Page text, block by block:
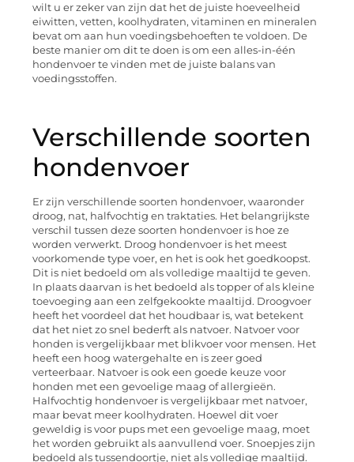
wilt u er zeker van zijn dat het de juiste hoeveelheid
eiwitten, vetten, koolhydraten, vitaminen en mineralen
bevat om aan hun voedingsbehoeften te voldoen. De
beste manier om dit te doen is om een alles-in-één
hondenvoer te vinden met de juiste balans van
voedingsstoffen.
Verschillende soorten
hondenvoer
Er zijn verschillende soorten hondenvoer, waaronder
droog, nat, halfvochtig en traktaties. Het belangrijkste
verschil tussen deze soorten hondenvoer is hoe ze
worden verwerkt. Droog hondenvoer is het meest
voorkomende type voer, en het is ook het goedkoopst.
Dit is niet bedoeld om als volledige maaltijd te geven.
In plaats daarvan is het bedoeld als topper of als kleine
toevoeging aan een zelfgekookte maaltijd. Droogvoer
heeft het voordeel dat het houdbaar is, wat betekent
dat het niet zo snel bederft als natvoer. Natvoer voor
honden is vergelijkbaar met blikvoer voor mensen. Het
heeft een hoog watergehalte en is zeer goed
verteerbaar. Natvoer is ook een goede keuze voor
honden met een gevoelige maag of allergieën.
Halfvochtig hondenvoer is vergelijkbaar met natvoer,
maar bevat meer koolhydraten. Hoewel dit voer
geweldig is voor pups met een gevoelige maag, moet
het worden gebruikt als aanvullend voer. Snoepjes zijn
bedoeld als tussendoortje, niet als volledige maaltijd.